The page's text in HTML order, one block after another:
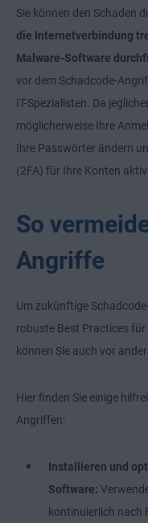
Sie können den Schaden
die Internetverbindung
Malware-Software
vor dem Schadcode-
IT-Spezialisten. Da
möglicherweise Ihre
Ihre Passwörter ändern
(2FA) für Ihre Konten
So
Angriffe
Um zukünftige
robuste Best Practices
können Sie auch vor
Hier finden Sie einige
Angriffen:
Installieren und
Software:
kontinuierlich nach